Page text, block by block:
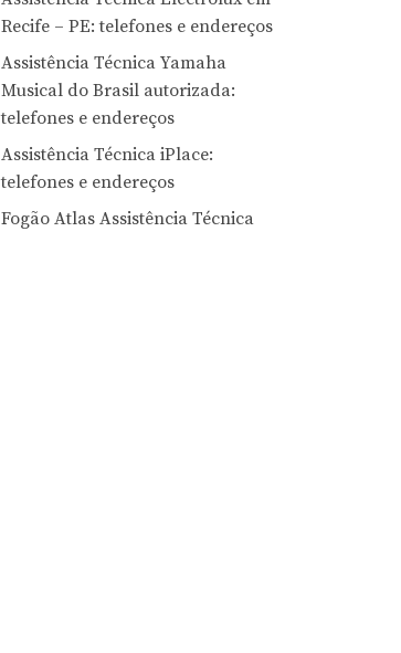
Recife – PE: telefones e endereços
Assistência Técnica Yamaha
Musical do Brasil autorizada:
telefones e endereços
Assistência Técnica iPlace:
telefones e endereços
Fogão Atlas Assistência Técnica